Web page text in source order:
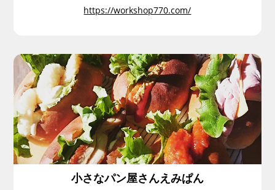
https://workshop770.com/
小さなパン屋さんえみぱん